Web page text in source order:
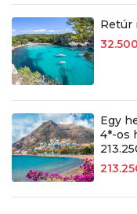
Retúr
Egy
4*-os